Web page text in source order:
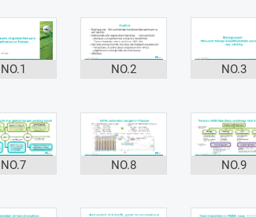
NO.1 NO.2 NO.3
NO.7 NO.8 NO.9